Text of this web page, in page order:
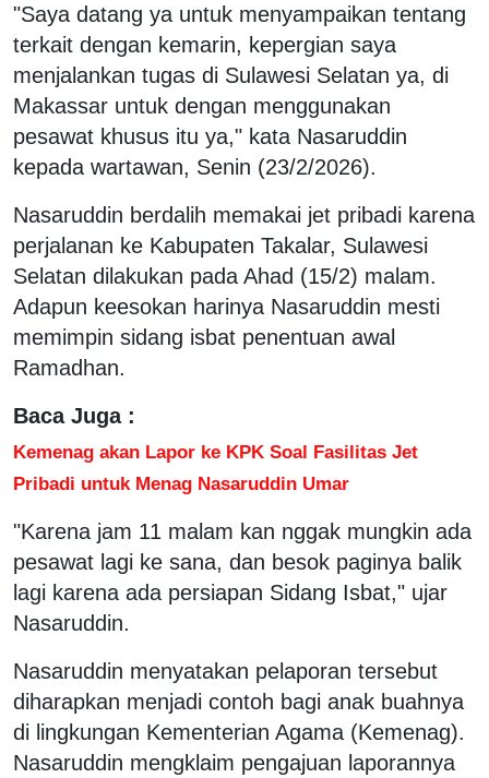
"Saya datang ya untuk menyampaikan tentang
terkait dengan kemarin, kepergian saya
menjalankan tugas di Sulawesi Selatan ya, di
Makassar untuk dengan menggunakan
pesawat khusus itu ya," kata Nasaruddin
kepada wartawan, Senin (23/2/2026).
Nasaruddin berdalih memakai jet pribadi karena
perjalanan ke Kabupaten Takalar, Sulawesi
Selatan dilakukan pada Ahad (15/2) malam.
Adapun keesokan harinya Nasaruddin mesti
memimpin sidang isbat penentuan awal
Ramadhan.
Baca Juga :
Kemenag akan Lapor ke KPK Soal Fasilitas Jet
Pribadi untuk Menag Nasaruddin Umar
"Karena jam 11 malam kan nggak mungkin ada
pesawat lagi ke sana, dan besok paginya balik
lagi karena ada persiapan Sidang Isbat," ujar
Nasaruddin.
Nasaruddin menyatakan pelaporan tersebut
diharapkan menjadi contoh bagi anak buahnya
di lingkungan Kementerian Agama (Kemenag).
Nasaruddin mengklaim pengajuan laporannya